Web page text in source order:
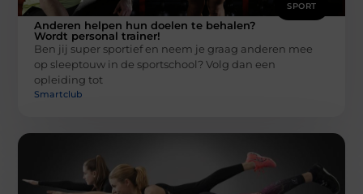
SPORT
Anderen helpen hun doelen te behalen?
Wordt personal trainer!
Ben jij super sportief en neem je graag anderen mee
op sleeptouw in de sportschool? Volg dan een
opleiding tot
Smartclub